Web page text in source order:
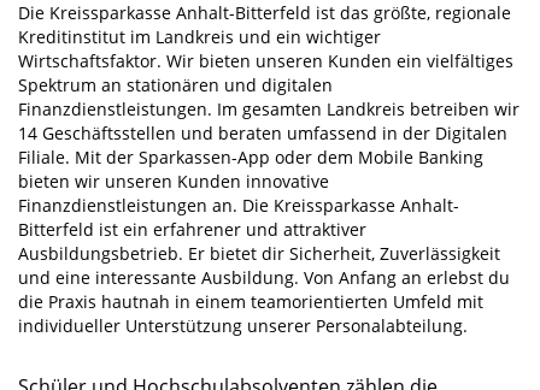
Die Kreissparkasse Anhalt-Bitterfeld ist das größte, regionale
Kreditinstitut im Landkreis und ein wichtiger
Wirtschaftsfaktor. Wir bieten unseren Kunden ein vielfältiges
Spektrum an stationären und digitalen
Finanzdienstleistungen. Im gesamten Landkreis betreiben wir
14 Geschäftsstellen und beraten umfassend in der Digitalen
Filiale. Mit der Sparkassen-App oder dem Mobile Banking
bieten wir unseren Kunden innovative
Finanzdienstleistungen an. Die Kreissparkasse Anhalt-
Bitterfeld ist ein erfahrener und attraktiver
Ausbildungsbetrieb. Er bietet dir Sicherheit, Zuverlässigkeit
und eine interessante Ausbildung. Von Anfang an erlebst du
die Praxis hautnah in einem teamorientierten Umfeld mit
individueller Unterstützung unserer Personalabteilung.